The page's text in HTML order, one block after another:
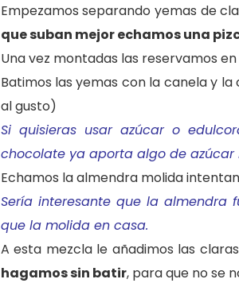
Empezamos separando yemas de
que suban mejor echamos una
Una vez montadas las reservamos
Batimos las yemas con la canela y
al gusto)
Si quisieras usar azúcar o
chocolate ya aporta algo de azúcar
Echamos la almendra molida
Sería interesante que la almendra
que la molida en casa.
A esta mezcla le añadimos las
hagamos sin batir, para que no se